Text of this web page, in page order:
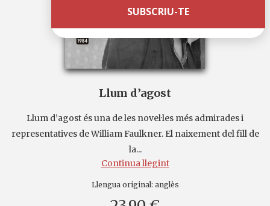
Llum d’agost
Llum d’agost és una de les novel·les més admirades i
representatives de William Faulkner. El naixement del fill de
la...
Continua llegint
Llengua original: anglès